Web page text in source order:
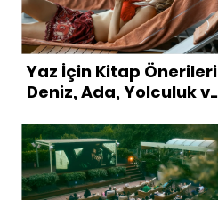
Yaz İçin Kitap
Deniz, Ada, Yolculuk
Listesi